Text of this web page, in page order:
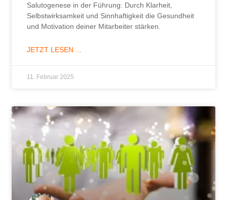
Salutogenese in der Führung: Durch Klarheit,
Selbstwirksamkeit und Sinnhaftigkeit die Gesundheit
und Motivation deiner Mitarbeiter stärken.
JETZT LESEN ...
11. Februar 2025